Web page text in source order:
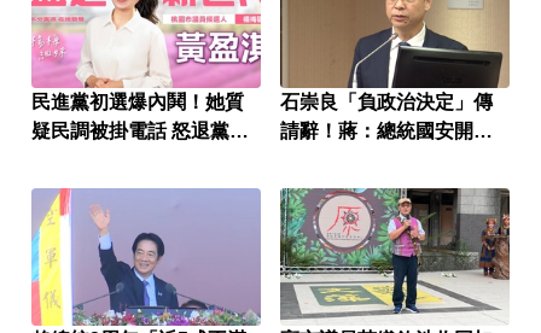
民進黨初選爆內鬨！她質
疑民調被掛電話 怒退黨選
石崇良「負政治決定」傳
請辭！蔣：總統國安開了